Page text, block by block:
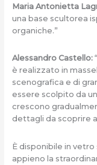
Maria Antonietta
una base scultorea
organiche.”
Alessandro Castello:
è realizzato in
scenografica e di
essere scolpito da
crescono
dettagli da scoprire
È disponibile in
appieno la